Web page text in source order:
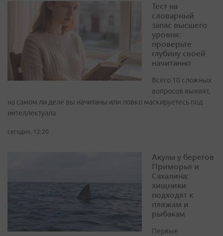
Тест на
словарный
запас высшего
уровня:
проверьте
глубину своей
начитанно
Всего 10 сложных
вопросов выявят,
на самом ли деле вы начитаны или ловко маскируетесь под
интеллектуала
сегодня, 12:20
Акулы у берегов
Приморья и
Сахалина:
хищники
подходят к
пляжам и
рыбакам
Первые